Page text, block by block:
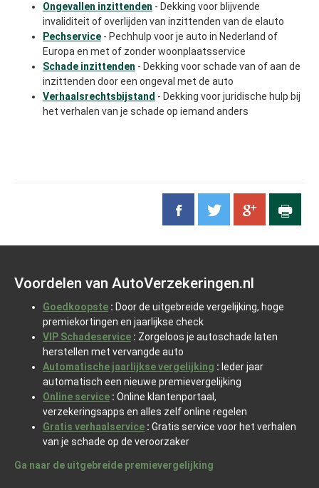
Ongevallen inzittenden - Dekking voor blijvende
invaliditeit of overlijden van inzittenden van de elauto
Pechservice - Pechhulp voor je auto in Nederland of
Europa en met of zonder woonplaatsservice
Schade inzittenden - Dekking voor schade van of aan de
inzittenden door een ongeval met de auto
Verhaalsrechtsbijstand - Dekking voor juridische hulp bij
het verhalen van je schade op iemand anders
Voordelen van AutoVerzekeringen.nl
Goedkoopste : Door de uitgebreide vergelijking, hoge
premiekortingen en jaarlijkse check
VIP Schadeservice : Zorgeloos je autoschade laten
herstellen met vervangde auto
Automatische jaarlijkse vergelijking : Ieder jaar
automatisch een nieuwe premievergelijking
Online service : Online klantenportaal,
verzekeringsapps en alles zelf online regelen
Gratis verhaalservice : Gratis service voor het verhalen
van je schade op de veroorzaker
Ga naar de uitgebreide premievergelijking